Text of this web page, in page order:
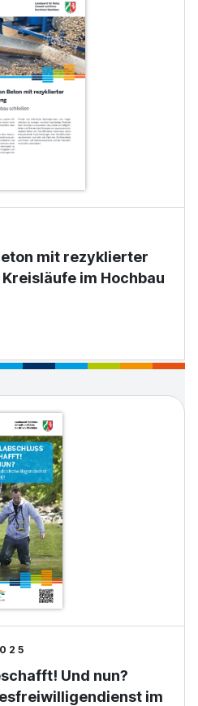
mit rezyklierter
im Hochbau
Und nun?
im